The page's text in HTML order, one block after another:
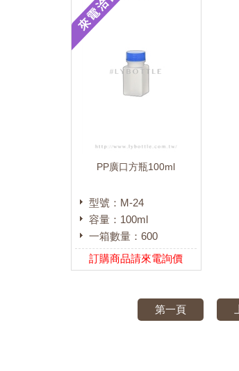
PP廣口方瓶100ml
型號：M-24
容量：100ml
一箱數量：600
訂購商品請來電詢價
第一頁